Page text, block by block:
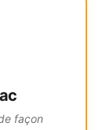
façon